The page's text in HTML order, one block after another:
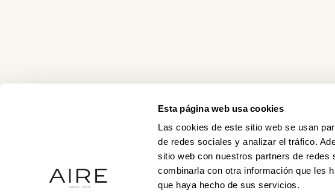
Esta página web usa cookies
Las cookies de este sitio web se usan
de redes sociales y analizar el tráfico.
sitio web con nuestros partners de redes
combinarla con otra información que les
que haya hecho de sus servicios.